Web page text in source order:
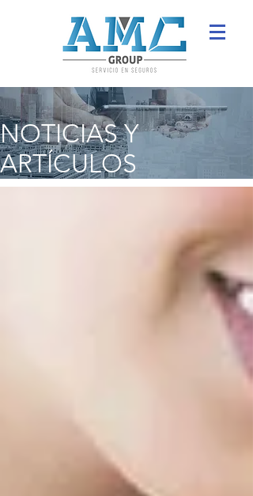
NOTICIAS Y
ARTÍCULOS